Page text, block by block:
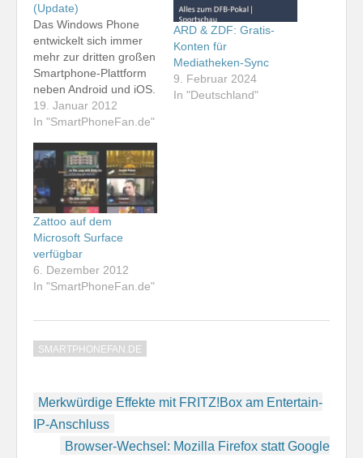
(Update)
Das Windows Phone
entwickelt sich immer
mehr zur dritten großen
Smartphone-Plattform
neben Android und iOS.
Das zeigt sich schon
allein anhand der Apps
im Windows
Marketplace for Mobile
zu finden sind.
Inzwischen haben auch
ARD und ZDF das
Windows Phone für sich
entdeckt. So gibt es
nun…
19. Januar 2012
In "SmartPhoneFan.de"
ARD & ZDF: Gratis-
Konten für
Mediatheken-Sync
9. Februar 2024
In "Deutschland"
Zattoo auf dem
Microsoft Surface
verfügbar
6. Dezember 2012
In "SmartPhoneFan.de"
SMARTPHONEFAN.DE
Beitragsnavigation
Merkwürdige Effekte mit FRITZ!Box am Entertain-
IP-Anschluss
Browser-Wechsel: Mozilla Firefox statt Google